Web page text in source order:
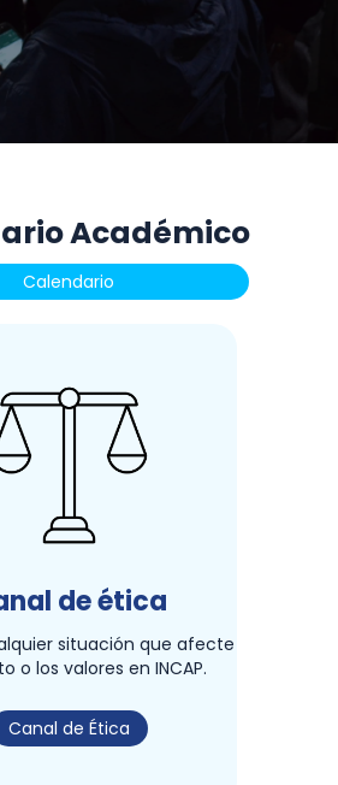
Académico
Calendario
de ética
situación que afecte
o los valores en INCAP.
Canal de Ética